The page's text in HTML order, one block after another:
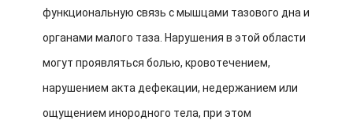
функциональную связь с мышцами тазового дна и
органами малого таза. Нарушения в этой области
могут проявляться болью, кровотечением,
нарушением акта дефекации, недержанием или
ощущением инородного тела, при этом